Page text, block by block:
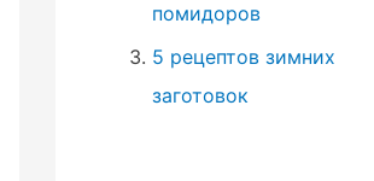
помидоров
5 рецептов зимних
заготовок